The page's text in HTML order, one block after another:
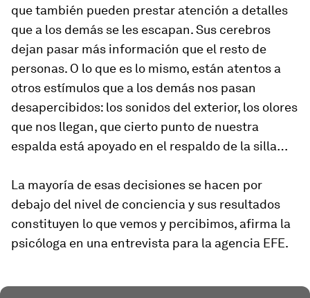
que también pueden prestar atención a detalles
que a los demás se les escapan. Sus cerebros
dejan pasar más información que el resto de
personas. O lo que es lo mismo, están atentos a
otros estímulos que a los demás nos pasan
desapercibidos: los sonidos del exterior, los olores
que nos llegan, que cierto punto de nuestra
espalda está apoyado en el respaldo de la silla…
La mayoría de esas decisiones se hacen por
debajo del nivel de conciencia y sus resultados
constituyen lo que vemos y percibimos, afirma la
psicóloga en una entrevista para la agencia EFE.